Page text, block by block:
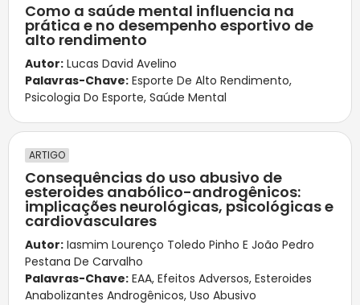
Como a saúde mental influencia na
prática e no desempenho esportivo de
alto rendimento
Autor: Lucas David Avelino
Palavras-Chave: Esporte De Alto Rendimento,
Psicologia Do Esporte, Saúde Mental
ARTIGO
Consequências do uso abusivo de
esteroides anabólico-androgênicos:
implicações neurológicas, psicológicas e
cardiovasculares
Autor: Iasmim Lourenço Toledo Pinho E João Pedro
Pestana De Carvalho
Palavras-Chave: EAA, Efeitos Adversos, Esteroides
Anabolizantes Androgênicos, Uso Abusivo